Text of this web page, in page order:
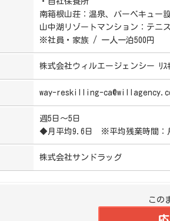
南箱根山荘：温泉、バーベキュー
山中湖リゾートマンション：テニ
※社員・家族 / 一人一泊500円
株式会社ウィルエージェンシー ﾘｽ
way-reskilling-
週5日～5日
◆月平均9.6日 ※平均残業時間：
株式会社サンドラッグ
この